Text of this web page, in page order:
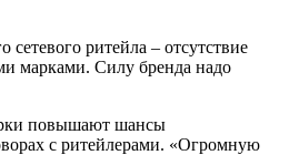
сетевого ритейла – отсутствие
марками. Силу бренда надо
повышают шансы
с ритейлерами. «Огромную